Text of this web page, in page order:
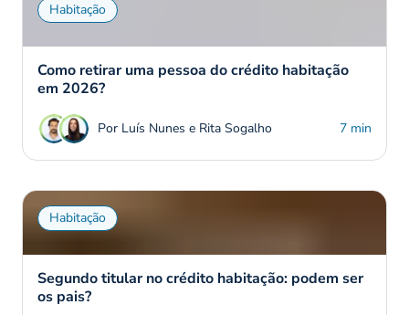
Habitação
Como retirar uma pessoa do crédito habitação
em 2026?
Por Luís Nunes e Rita Sogalho 7 min
Habitação
Segundo titular no crédito habitação: podem ser
os pais?